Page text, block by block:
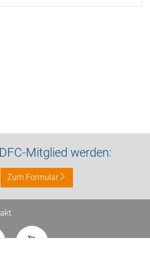
Mitglied werden:
Zum Formular